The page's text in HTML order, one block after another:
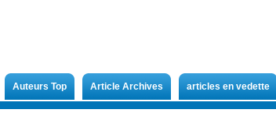
Auteurs Top Article Archives articles en vedette